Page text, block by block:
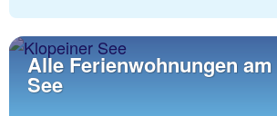
Alle Ferienwohnungen
See